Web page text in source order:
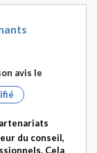
avis le
du conseil,
Cela